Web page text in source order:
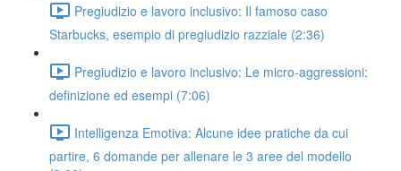
Pregiudizio e lavoro inclusivo: Il famoso caso
Starbucks, esempio di pregiudizio razziale (2:36)
Pregiudizio e lavoro inclusivo: Le micro-aggressioni:
definizione ed esempi (7:06)
Intelligenza Emotiva: Alcune idee pratiche da cui
partire, 6 domande per allenare le 3 aree del modello